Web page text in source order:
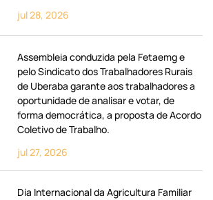
jul 28, 2026
Assembleia conduzida pela Fetaemg e
pelo Sindicato dos Trabalhadores Rurais
de Uberaba garante aos trabalhadores a
oportunidade de analisar e votar, de
forma democrática, a proposta de Acordo
Coletivo de Trabalho.
jul 27, 2026
Dia Internacional da Agricultura Familiar